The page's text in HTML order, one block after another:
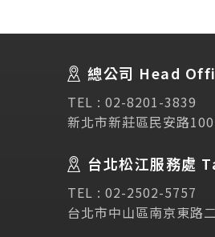
About Us 關於我們
講座活動
Testimonial 學生推薦
Links 相關連結
總公司 Head
TEL : 02-8201-3839
新北市新莊區民安路
台北松江服務處
TEL : 02-2502-5757
台北市中山區南京東路